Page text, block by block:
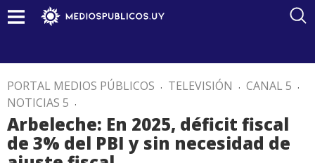
PORTAL MEDIOS PÚBLICOS . TELEVISIÓN . CANAL 5 .
NOTICIAS 5 .
Arbeleche: En 2025, déficit fiscal
de 3% del PBI y sin necesidad de